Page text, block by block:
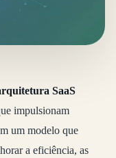
SaaS
impulsionam
um modelo que
a eficiência, as